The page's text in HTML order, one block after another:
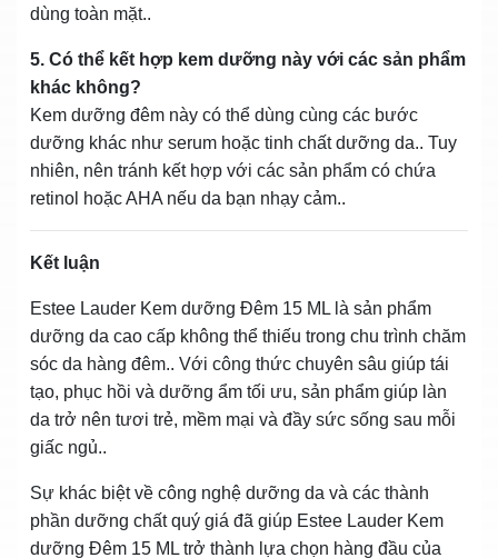
dùng toàn mặt..
5. Có thể kết hợp kem dưỡng này với các sản phẩm
khác không?
Kem dưỡng đêm này có thể dùng cùng các bước
dưỡng khác như serum hoặc tinh chất dưỡng da.. Tuy
nhiên, nên tránh kết hợp với các sản phẩm có chứa
retinol hoặc AHA nếu da bạn nhạy cảm..
Kết luận
Estee Lauder Kem dưỡng Đêm 15 ML là sản phẩm
dưỡng da cao cấp không thể thiếu trong chu trình chăm
sóc da hàng đêm.. Với công thức chuyên sâu giúp tái
tạo, phục hồi và dưỡng ẩm tối ưu, sản phẩm giúp làn
da trở nên tươi trẻ, mềm mại và đầy sức sống sau mỗi
giấc ngủ..
Sự khác biệt về công nghệ dưỡng da và các thành
phần dưỡng chất quý giá đã giúp Estee Lauder Kem
dưỡng Đêm 15 ML trở thành lựa chọn hàng đầu của